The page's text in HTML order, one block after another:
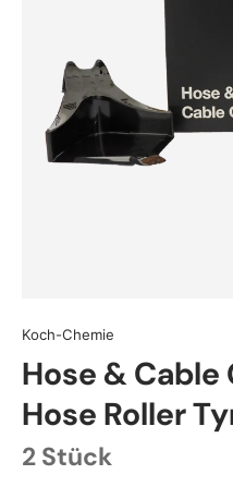
Koch-Chemie
Hose & Cable
Hose Roller
2 Stück